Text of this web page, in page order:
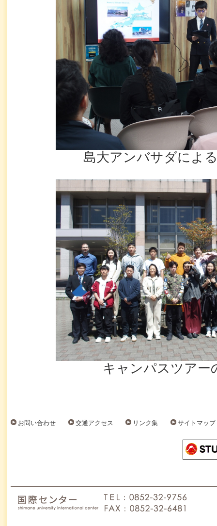
島大アンバサダによ
キャンパスツアー
お問い合わせ 交通アクセス リンク集 サイトマップ